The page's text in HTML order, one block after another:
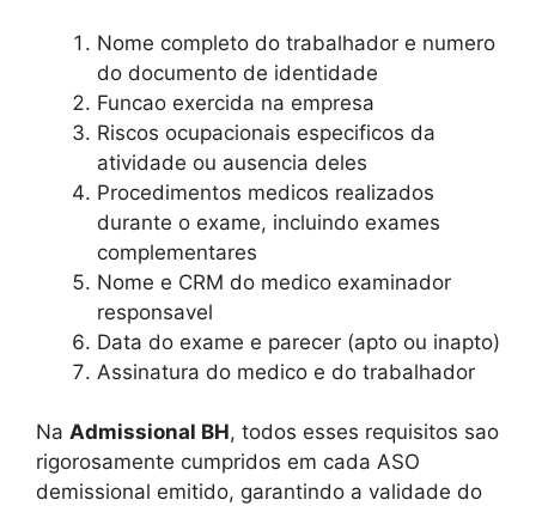
Nome completo do trabalhador e numero
do documento de identidade
Funcao exercida na empresa
Riscos ocupacionais especificos da
atividade ou ausencia deles
Procedimentos medicos realizados
durante o exame, incluindo exames
complementares
Nome e CRM do medico examinador
responsavel
Data do exame e parecer (apto ou inapto)
Assinatura do medico e do trabalhador
Na Admissional BH, todos esses requisitos sao
rigorosamente cumpridos em cada ASO
demissional emitido, garantindo a validade do